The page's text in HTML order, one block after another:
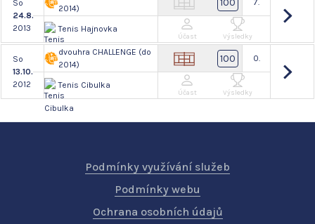
So
24.8.
2013
2014)
Tenis Hajnovka
7.
Účast Výsledky
So
13.10.
2012
dvouhra CHALLENGE (do
2014)
Tenis Cibulka
100 0.
Účast Výsledky
Podmínky využívání služeb
Podmínky webu
Ochrana osobních údajů